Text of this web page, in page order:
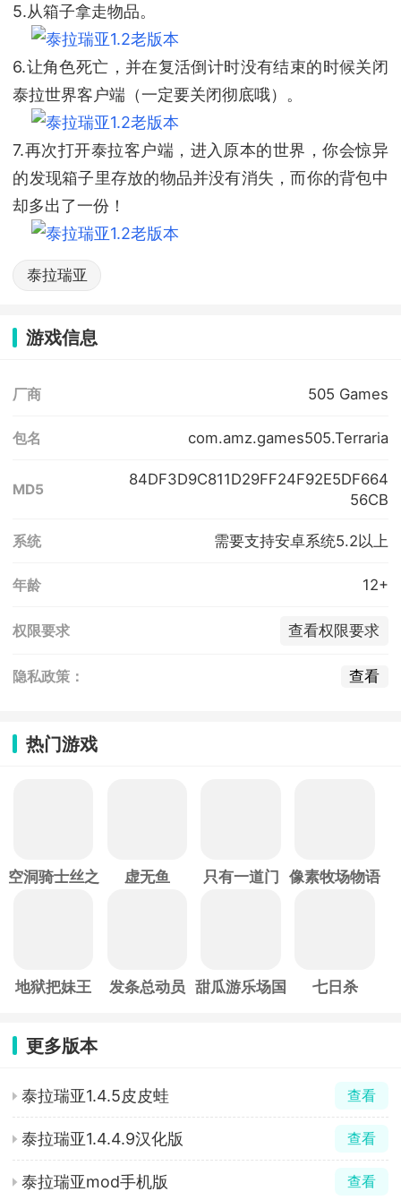
5.从箱子拿走物品。
6.让角色死亡，并在复活倒计时没有结束的时候关闭
泰拉世界客户端（一定要关闭彻底哦）。
7.再次打开泰拉客户端，进入原本的世界，你会惊异
的发现箱子里存放的物品并没有消失，而你的背包中
却多出了一份！
泰拉瑞亚
游戏信息
厂商 505 Games
包名 com.amz.games505.Terraria
MD5
84DF3D9C811D29FF24F92E5DF664
56CB
系统 需要支持安卓系统5.2以上
年龄 12+
权限要求 查看权限要求
隐私政策： 查看
热门游戏
空洞骑士丝之
虚无鱼 只有一道门 像素牧场物语
地狱把妹王 发条总动员
甜瓜游乐场国
七日杀
更多版本
泰拉瑞亚1.4.5皮皮蛙 查看
泰拉瑞亚1.4.4.9汉化版 查看
泰拉瑞亚mod手机版 查看